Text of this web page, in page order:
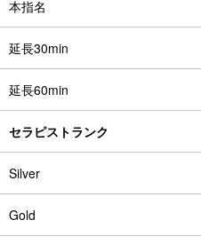
本指名
延長30min
延長60min
セラピストランク
Silver
Gold